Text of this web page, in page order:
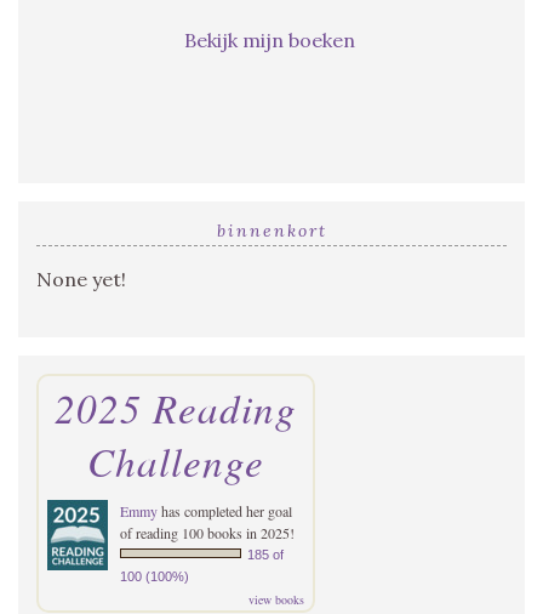
Bekijk mijn boeken
binnenkort
None yet!
2025 Reading
Challenge
Emmyhas completed her goal
of reading 100 books in 2025!
185 of
100 (100%)
view books